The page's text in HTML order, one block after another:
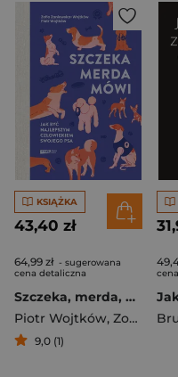
KSIĄŻKA
43,40 zł
64,99 zł - sugerowana
cena detaliczna
Szczeka, merda, mówi. Jak być najlepszym człowiekiem swojego psa (wyd.2026)
Piotr Wojtków, Zofia Zaniewska-Wojtków
9,0 (1)